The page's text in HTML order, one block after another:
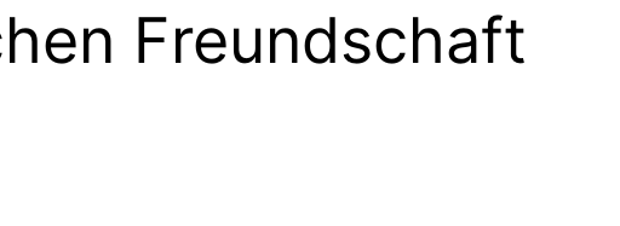
Freundschaft